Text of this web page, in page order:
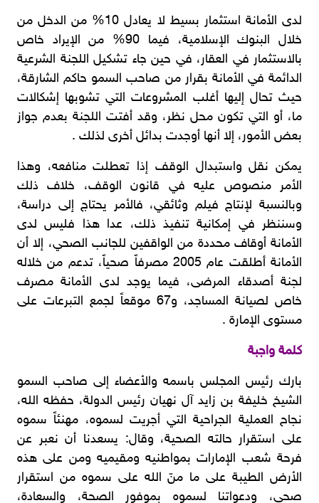
لدى الأمانة استثمار بسيط لا يعادل 10% من الدخل من
خلال البنوك الإسلامية، فيما 90% من الإيراد خاص
بالاستثمار في العقار، في حين جاء تشكيل اللجنة الشرعية
الدائمة في الأمانة بقرار من صاحب السمو حاكم الشارقة،
حيث تحال إليها أغلب المشروعات التي تشوبها إشكالات
ما، أو التي تكون محل نظر، وقد أفتت اللجنة بعدم جواز
بعض الأمور، إلا أنها أوجدت بدائل أخرى لذلك .
يمكن نقل واستبدال الوقف إذا تعطلت منافعه، وهذا
الأمر منصوص عليه في قانون الوقف، خلاف ذلك
وبالنسبة لإنتاج فيلم وثائقي، فالأمر يحتاج إلى دراسة،
وسننظر في إمكانية تنفيذ ذلك، عدا هذا فليس لدى
الأمانة أوقاف محددة من الواقفين للجانب الصحي، إلا أن
الأمانة أطلقت عام 2005 مصرفاً صحياً، تدعم من خلاله
لجنة أصدقاء المرضى، فيما يوجد لدى الأمانة مصرف
خاص لصيانة المساجد، و67 موقعاً لجمع التبرعات على
مستوى الإمارة .
كلمة واجبة
بارك رئيس المجلس باسمه والأعضاء إلى صاحب السمو
الشيخ خليفة بن زايد آل نهيان رئيس الدولة، حفظه الله،
نجاح العملية الجراحية التي أجريت لسموه، مهنئاً سموه
على استقرار حالته الصحية، وقال: يسعدنا أن نعبر عن
فرحة شعب الإمارات بمواطنيه ومقيميه ومن على هذه
الأرض الطيبة على ما منّ الله على سموه من استقرار
صحي، ودعواتنا لسموه بموفور الصحة، والسعادة،